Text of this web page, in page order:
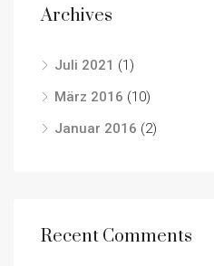
Archives
Juli 2021 (1)
März 2016 (10)
Januar 2016 (2)
Recent Comments